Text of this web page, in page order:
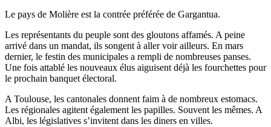
Le pays de Molière est la contrée préférée de Gargantua.
Les représentants du peuple sont des gloutons affamés. A peine
arrivé dans un mandat, ils songent à aller voir ailleurs. En mars
dernier, le festin des municipales a rempli de nombreuses panses.
Une fois attablé les nouveaux élus aiguisent déjà les fourchettes pour
le prochain banquet électoral.
A Toulouse, les cantonales donnent faim à de nombreux estomacs.
Les régionales agitent également les papilles. Souvent les mêmes. A
Albi, les législatives s’invitent dans les diners en villes.